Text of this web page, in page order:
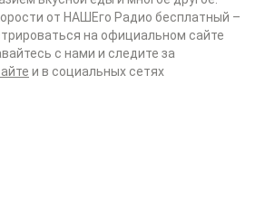
от НАШЕго Радио бесплатный –
на официальном сайте
с нами и следите за
и в социальных сетях